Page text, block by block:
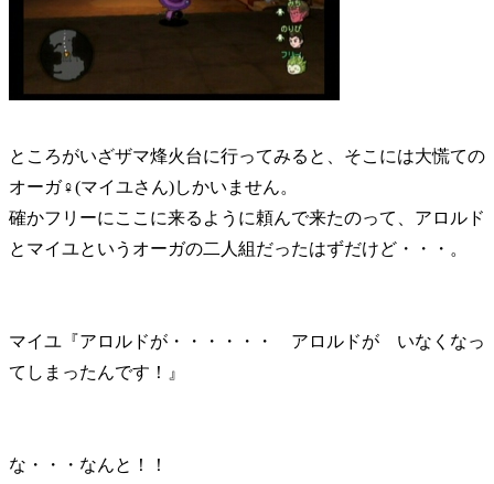
ところがいざザマ烽火台に行ってみると、そこには大慌ての
オーガ♀(マイユさん)しかいません。
確かフリーにここに来るように頼んで来たのって、アロルド
とマイユというオーガの二人組だったはずだけど・・・。
マイユ『アロルドが・・・・・・ アロルドが いなくなっ
てしまったんです！』
な・・・なんと！！